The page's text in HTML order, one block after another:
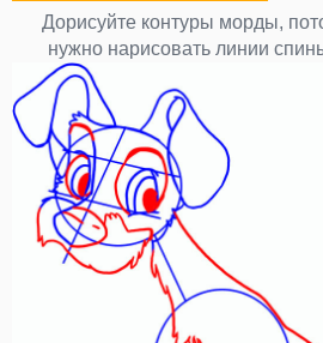
Дорисуйте контуры морды,
нужно нарисовать линии